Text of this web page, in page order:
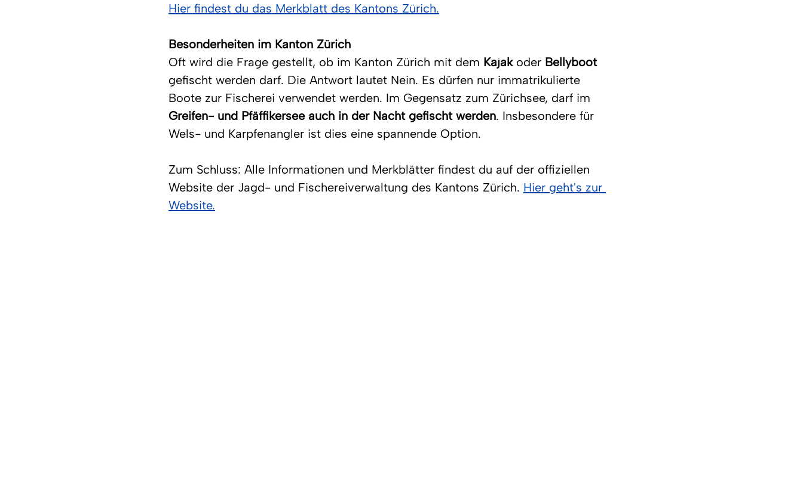
Hier findest du das Merkblatt des Kantons Zürich.
Besonderheiten im Kanton Zürich
Oft wird die Frage gestellt, ob im Kanton Zürich mit dem Kajak oder Bellyboot
gefischt werden darf. Die Antwort lautet Nein. Es dürfen nur immatrikulierte
Boote zur Fischerei verwendet werden. Im Gegensatz zum Zürichsee, darf im
Greifen- und Pfäffikersee auch in der Nacht gefischt werden. Insbesondere für
Wels- und Karpfenangler ist dies eine spannende Option.
Zum Schluss: Alle Informationen und Merkblätter findest du auf der offiziellen
Website der Jagd- und Fischereiverwaltung des Kantons Zürich. Hier geht's zur
Website.